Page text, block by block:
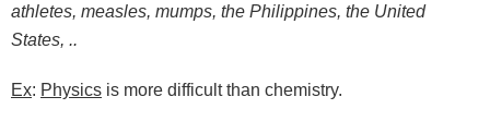
athletes, measles, mumps, the Philippines, the United
States, ..
Ex: Physics is more difficult than chemistry.